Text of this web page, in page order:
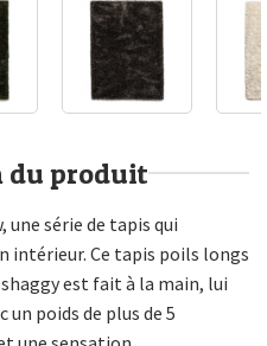
du produit
une série de tapis qui
Ce tapis poils longs
est fait à la main, lui
un poids de plus de 5